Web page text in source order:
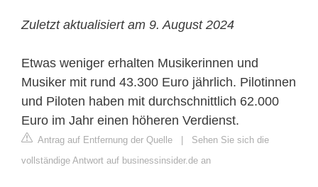
Zuletzt aktualisiert am 9. August 2024
Etwas weniger erhalten Musikerinnen und
Musiker mit rund 43.300 Euro jährlich. Pilotinnen
und Piloten haben mit durchschnittlich 62.000
Euro im Jahr einen höheren Verdienst.
Antrag auf Entfernung der Quelle
Sehen Sie sich die
vollständige Antwort auf businessinsider.de an